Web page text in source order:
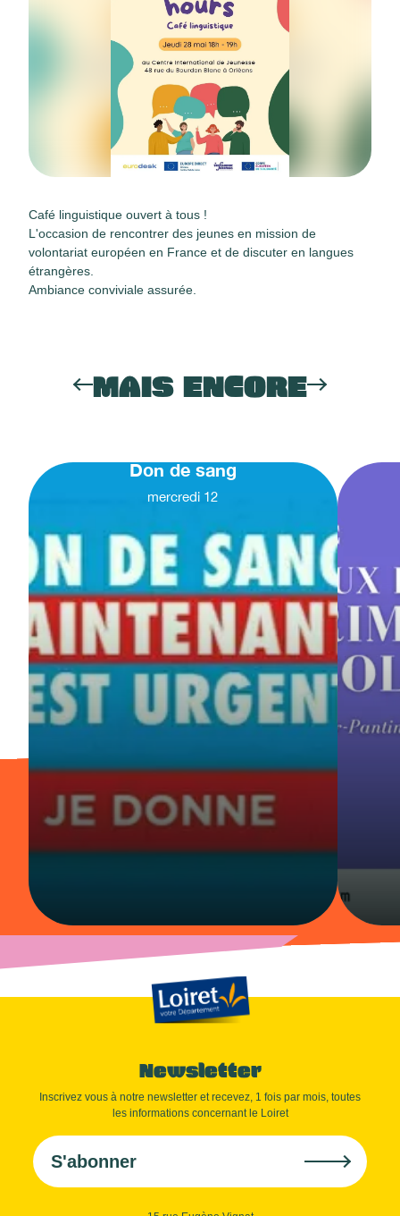
Café linguistique ouvert à tous !
L'occasion de rencontrer des jeunes en mission de
volontariat européen en France et de discuter en langues
étrangères.
Ambiance conviviale assurée.
MAIS ENCORE
Don de sang
mercredi 12
Newsletter
Inscrivez vous à notre newsletter et recevez, 1 fois par mois, toutes
les informations concernant le Loiret
S'abonner